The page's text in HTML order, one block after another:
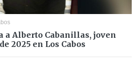
a Alberto Cabanillas, joven
2025 en Los Cabos